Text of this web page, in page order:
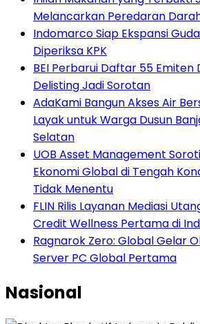
Melancarkan Peredaran
Indomarco Siap Ekspansi
Diperiksa KPK
BEI Perbarui Daftar 55 Emiten
Delisting Jadi Sorotan
AdaKami Bangun Akses Air
Layak untuk Warga Dusun
Selatan
UOB Asset Management
Ekonomi Global di Tengah
Tidak Menentu
FLIN Rilis Layanan Mediasi
Credit Wellness Pertama di
Ragnarok Zero: Global Gelar
Server PC Global Pertama
Nasional